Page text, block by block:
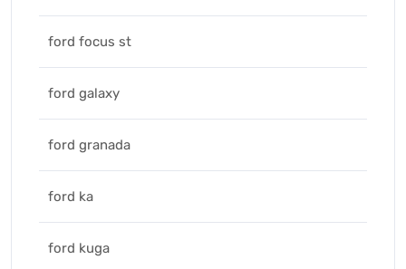
ford focus st
ford galaxy
ford granada
ford ka
ford kuga